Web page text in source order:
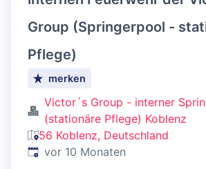
Group (Springerpool -
Pflege)
merken
Victor´s Group - interner
(stationäre Pflege) Koblenz
56 Koblenz, Deutschland
Veröffentlicht:
vor 10 Monaten